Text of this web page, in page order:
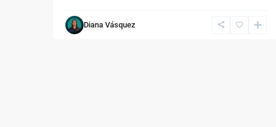
Diana Vásquez